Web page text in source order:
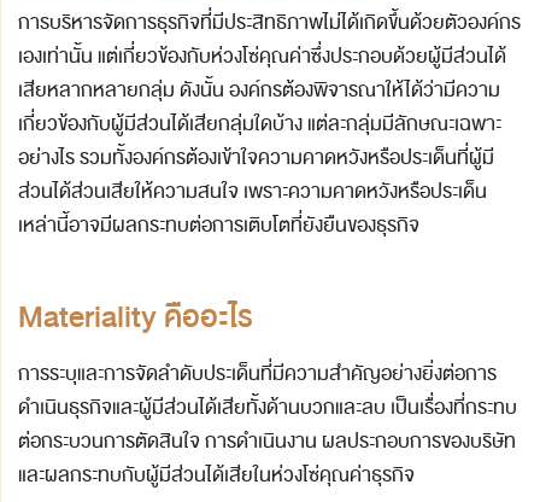
การบริหารจัดการธุรกิจที่มีประสิทธิภาพไม่ได้เกิดขึ้นด้วยตัวองค์กร
เองเท่านั้น แต่เกี่ยวข้องกับห่วงโซ่คุณค่าซึ่งประกอบด้วยผู้มีส่วนได้
เสียหลากหลายกลุ่ม ดังนั้น องค์กรต้องพิจารณาให้ได้ว่ามีความ
เกี่ยวข้องกับผู้มีส่วนได้เสียกลุ่มใดบ้าง แต่ละกลุ่มมีลักษณะเฉพาะ
อย่างไร รวมทั้งองค์กรต้องเข้าใจความคาดหวังหรือประเด็นที่ผู้มี
ส่วนได้ส่วนเสียให้ความสนใจ เพราะความคาดหวังหรือประเด็น
เหล่านี้อาจมีผลกระทบต่อการเติบโตที่ยังยืนของธุรกิจ
Materiality คืออะไร
การระบุและการจัดลำดับประเด็นที่มีความสำคัญอย่างยิ่งต่อการ
ดำเนินธุรกิจและผู้มีส่วนได้เสียทั้งด้านบวกและลบ เป็นเรื่องที่กระทบ
ต่อกระบวนการตัดสินใจ การดำเนินงาน ผลประกอบการของบริษัท
และผลกระทบกับผู้มีส่วนได้เสียในห่วงโซ่คุณค่าธุรกิจ